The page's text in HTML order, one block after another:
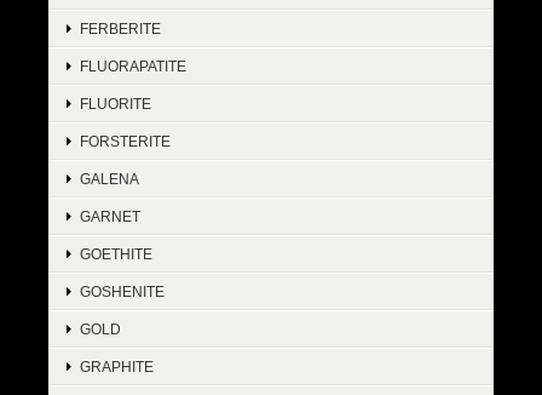
FERBERITE
FLUORAPATITE
FLUORITE
FORSTERITE
GALENA
GARNET
GOETHITE
GOSHENITE
GOLD
GRAPHITE